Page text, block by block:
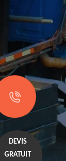
DEVIS
GRATUIT